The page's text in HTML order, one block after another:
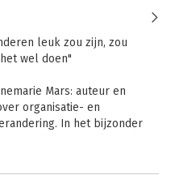
leuk zou zijn, zou
wel doen"
Mars: auteur en
organisatie- en
In het bijzonder
Wanneer is het